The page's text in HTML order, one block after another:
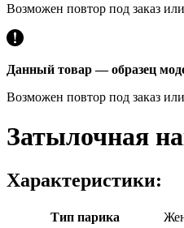
Возможен повтор под заказ
Данный товар — образец
Возможен повтор под заказ
Затылочная
Характеристики:
Тип парика